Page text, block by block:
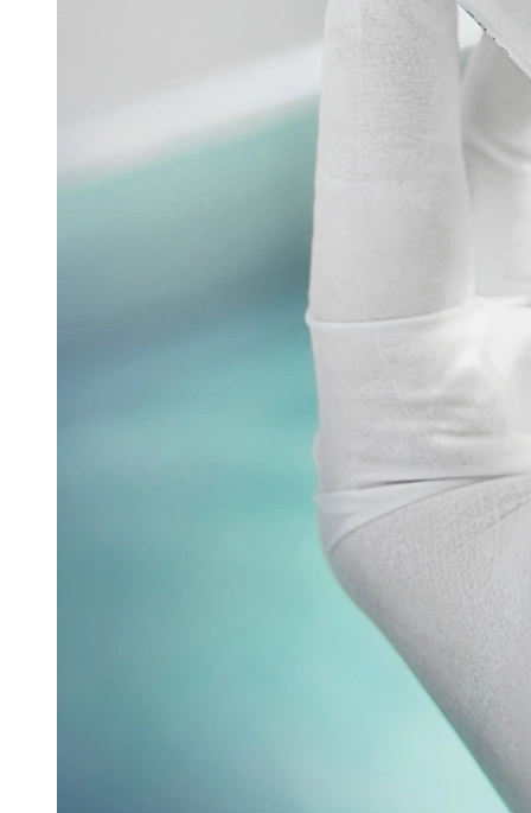
Pharmazeutische Sprühtrocknungstechnologie
Glatt stellte auf der Interpack seine
Verpackungsmaschine für vernetzte Produktion
Einen integrierten Ansatz zur Einbindung digitaler